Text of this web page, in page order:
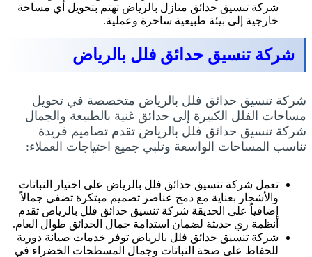
شركة تنسيق حدائق منازل بالرياض تهتم بتحويل أي مساحة
خارجية إلى بيئة طبيعية ساحرة وعملية.
شركة تنسيق حدائق فلل بالرياض
شركة تنسيق حدائق فلل بالرياض متخصصة في تحويل
مساحات الفلل الكبيرة إلى حدائق غنية بالطبيعة والجمال
شركة تنسيق حدائق فلل بالرياض تقدم تصاميم فريدة
تناسب المساحات الواسعة وتلبي جميع احتياجات العملاء:
تعمل شركة تنسيق حدائق فلل بالرياض على اختيار النباتات
والأشجار بعناية مع دمج عناصر تصميم مبتكرة تضفي جمالاً
إضافياً على الحديقة شركة تنسيق حدائق فلل بالرياض تقدم
أنظمة ري حديثة لضمان استدامة جمال الحدائق طوال العام.
شركة تنسيق حدائق فلل بالرياض توفر خدمات صيانة دورية
للحفاظ على صحة النباتات وجمال المسطحات الخضراء في